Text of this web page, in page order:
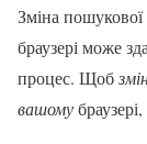
Зміна
браузері може
процес. Щоб
вашому